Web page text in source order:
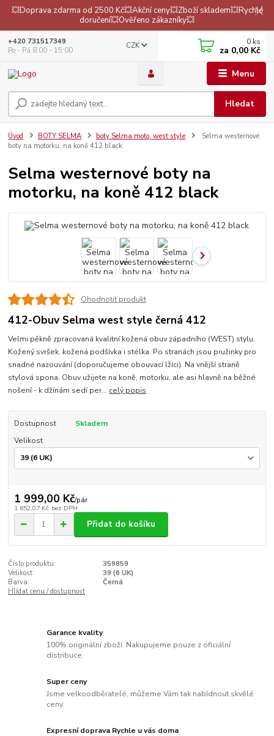
💥Doprava zdarma od 2500 Kč💥Akční ceny💥Zboží skladem💥Rychlé
doručení💥Ověřeno zákazníky💥
Menu
CZK
Hledat
+420 731517349
Po - Pá 8:00 - 15:00
0 ks
za 0,00 Kč
Úvod BOTY SELMA boty Selma moto, west style
Selma westernové
boty na motorku, na koně 412 black
Selma westernové boty na
motorku, na koně 412 black
Ohodnotit produkt
412-Obuv Selma west style černá 412
Velmi pěkně zpracovaná kvalitní kožená obuv západního (WEST) stylu.
Kožený svršek, kožená podšívka i stélka. Po stranách jsou pružinky pro
snadné nazouvání (doporučujeme obouvací lžíci). Na vnější straně
stylová spona. Obuv užijete na koně, motorku, ale asi hlavně na běžné
nošení - k džínám sedí per... celý popis
Dostupnost
Skladem
Velikost
1 999,00 Kč/pár
1 652,07 Kč bez DPH
Přidat do košíku
Číslo produktu:
359859
Velikost:
39 (6 UK)
Barva:
Černá
Hlídat cenu / dostupnost
Garance kvality
100% originální zboží. Nakupujeme pouze z oficiální
distribuce.
Super ceny
Jsme velkoodběratelé, můžeme Vám tak nabídnout skvělé
ceny.
Expresní doprava Rychle u vás doma